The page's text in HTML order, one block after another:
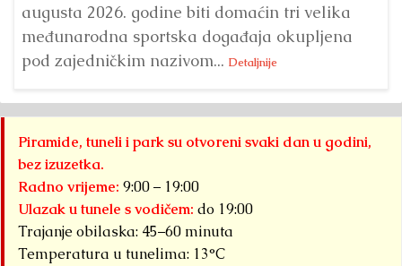
augusta 2026. godine biti domaćin tri velika
međunarodna sportska događaja okupljena
pod zajedničkim nazivom... Detaljnije
Piramide, tuneli i park su otvoreni svaki dan u godini,
bez izuzetka.
Radno vrijeme: 9:00 – 19:00
Ulazak u tunele s vodičem: do 19:00
Trajanje obilaska: 45–60 minuta
Temperatura u tunelima: 13°C